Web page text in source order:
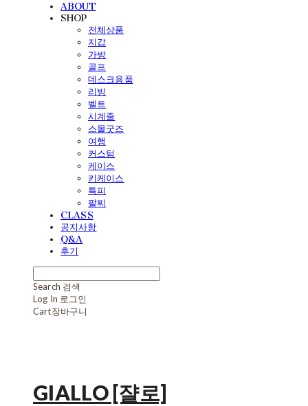
ABOUT
SHOP
전체상품
지갑
가방
골프
데스크용품
리빙
벨트
시계줄
스몰굿즈
여행
커스텀
케이스
키케이스
특피
팔찌
CLASS
공지사항
Q&A
후기
Search 검색
Log In 로그인
Cart장바구니
GIALLO [쟐로]